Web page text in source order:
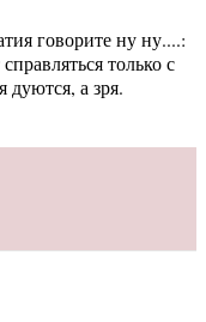
говорите ну ну....:
только с
дуются, а зря.